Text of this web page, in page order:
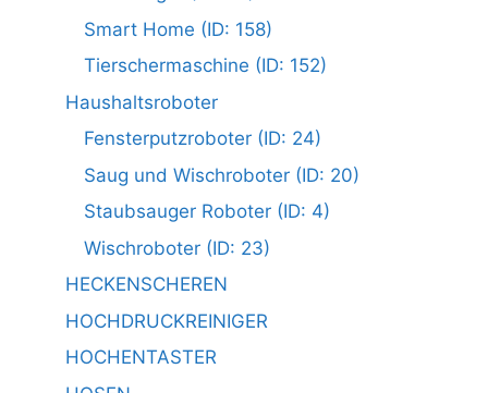
Smart Home (ID: 158)
Tierschermaschine (ID: 152)
Haushaltsroboter
Fensterputzroboter (ID: 24)
Saug und Wischroboter (ID: 20)
Staubsauger Roboter (ID: 4)
Wischroboter (ID: 23)
HECKENSCHEREN
HOCHDRUCKREINIGER
HOCHENTASTER